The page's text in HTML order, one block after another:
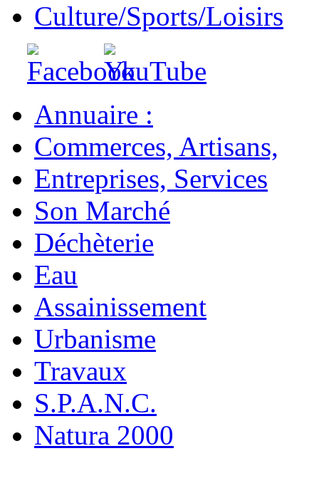
Culture/Sports/Loisirs
Annuaire :
Commerces, Artisans,
Entreprises, Services
Son Marché
Déchèterie
Eau
Assainissement
Urbanisme
Travaux
S.P.A.N.C.
Natura 2000